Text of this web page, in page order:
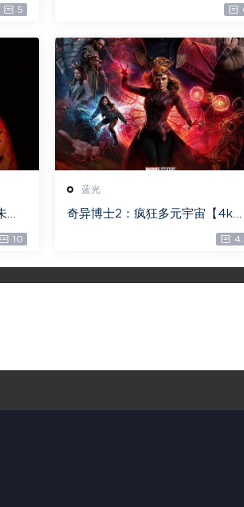
5
删
】
10
蓝光
奇异博士2：疯狂多元宇宙【4k】
【115网盘】 – Doctor Strange
n the Multiverse of Madness